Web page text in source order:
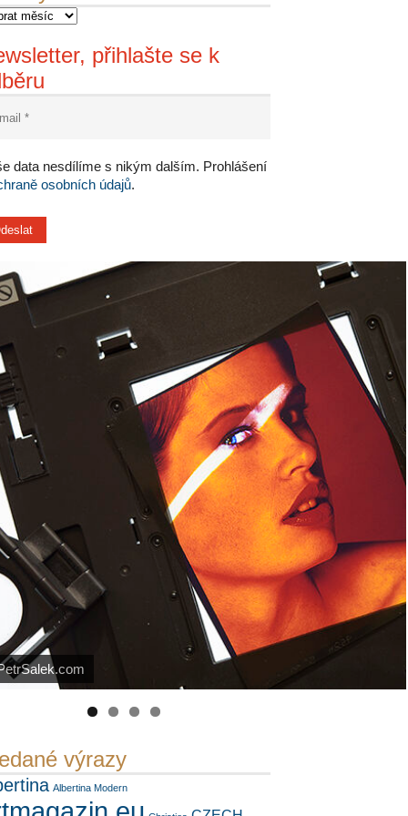
přihlašte se k
data nesdílíme s nikým dalším. Prohlášení
osobních údajů.
PetrSalek.com
Náš mediální partner FotoVideo.cz
kuula.co/profile/PetrSalek/collections
výrazy
Albertina Modern